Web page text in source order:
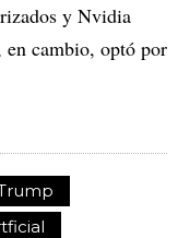
y Nvidia
en cambio, optó por